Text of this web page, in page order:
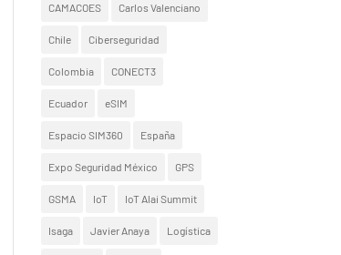
CAMACOES Carlos Valenciano
Chile Ciberseguridad
Colombia CONECT3
Ecuador eSIM
Espacio SIM360 España
Expo Seguridad México GPS
GSMA IoT IoT Alai Summit
Isaga Javier Anaya Logística